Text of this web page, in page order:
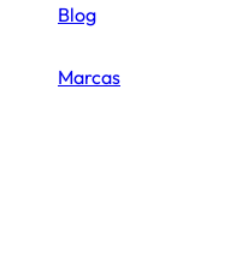
Blog
Marcas